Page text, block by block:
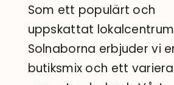
efter:
Som ett populärt och
uppskattat
Solnaborna erbjuder vi
butiksmix och ett